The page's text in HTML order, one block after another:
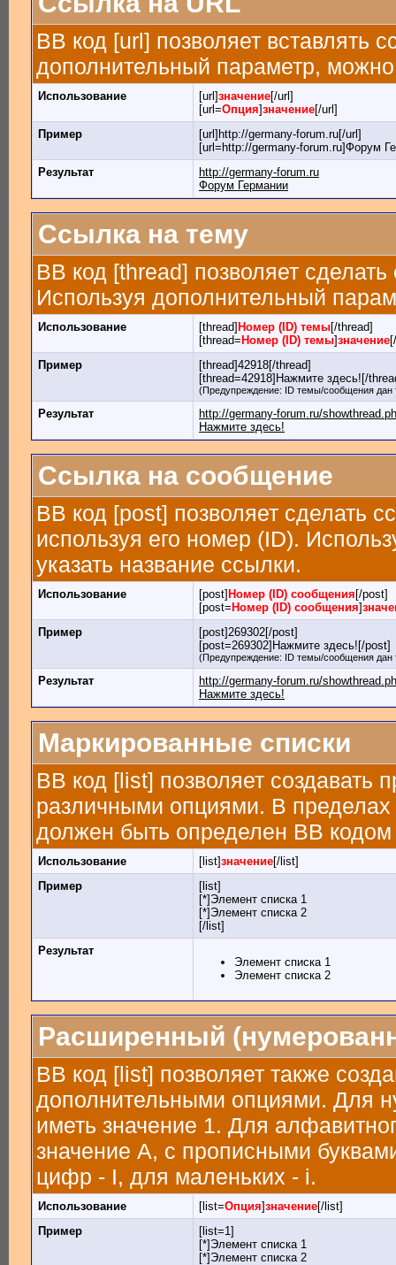
BB код [url] позволяет
дополнительный параметр, можно
Использование [url]значение[/url]
[url=Опция]значение[/url]
Пример
[url]http://germany-forum.ru[/url]
[url=http://germany-forum.ru]Форум
Результат
http://germany-forum.ru
Форум Германии
Ссылка на тему
BB код [thread] позволяет
Используя дополнительный
Использование [thread] Номер (ID) темы[/thread]
[thread= Номер (ID) темы]значение
Пример
[thread]42918[/thread]
[thread=42918]Нажмите здесь![/
(Предупреждение: ID темы/сообщения
Результат
http://germany-forum.ru/
Нажмите здесь!
Ссылка на сообщение
BB код [post] позволяет сделать
используя его номер (ID).
указать название ссылки.
Использование [post] Номер (ID) сообщения [/post]
[post= Номер (ID) сообщения]
Пример
[post]269302[/post]
[post=269302]Нажмите здесь![/post]
(Предупреждение: ID темы/сообщения
Результат
http://germany-forum.ru/
Нажмите здесь!
Маркированные списки
BB код [list] позволяет создавать
различными опциями. В
должен быть определен BB
Использование [list]значение[/list]
Пример
[list]
[*]Элемент списка 1
[*]Элемент списка 2
[/list]
Результат
Элемент списка 1
Элемент списка 2
Расширенный
BB код [list] позволяет также
дополнительными опциями. Для
иметь значение 1. Для
значение A, с прописными
цифр - I, для маленьких - i.
Использование [list=Опция]значение[/list]
Пример
[list=1]
[*]Элемент списка 1
[*]Элемент списка 2